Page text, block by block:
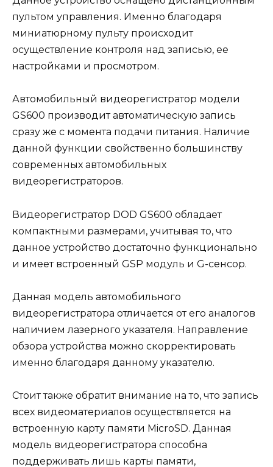
пультом управления. Именно благодаря
миниатюрному пульту происходит
осуществление контроля над записью, ее
настройками и просмотром.
Автомобильный видеорегистратор модели
GS600 производит автоматическую запись
сразу же с момента подачи питания. Наличие
данной функции свойственно большинству
современных автомобильных
видеорегистраторов.
Видеорегистратор DOD GS600 обладает
компактными размерами, учитывая то, что
данное устройство достаточно функционально
и имеет встроенный GSP модуль и G-сенсор.
Данная модель автомобильного
видеорегистратора отличается от его аналогов
наличием лазерного указателя. Направление
обзора устройства можно скорректировать
именно благодаря данному указателю.
Стоит также обратит внимание на то, что запись
всех видеоматериалов осуществляется на
встроенную карту памяти MicroSD. Данная
модель видеорегистратора способна
поддерживать лишь карты памяти,